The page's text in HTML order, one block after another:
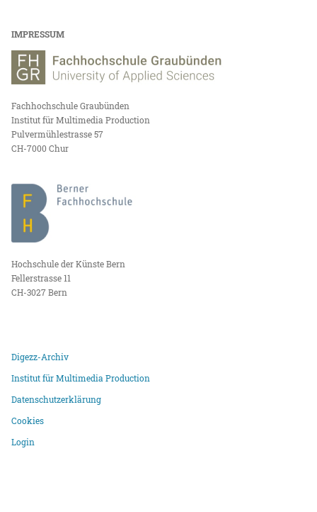
IMPRESSUM
Fachhochschule Graubünden
Institut für Multimedia Production
Pulvermühlestrasse 57
CH-7000 Chur
Hochschule der Künste Bern
Fellerstrasse 11
CH-3027 Bern
Digezz-Archiv
Institut für Multimedia Production
Datenschutzerklärung
Cookies
Login